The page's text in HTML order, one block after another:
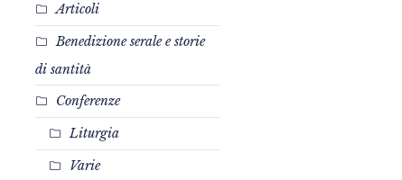
Articoli
Benedizione serale e storie
di santità
Conferenze
Liturgia
Varie